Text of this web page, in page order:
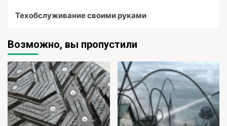
Техобслуживание своими руками
Возможно, вы пропустили